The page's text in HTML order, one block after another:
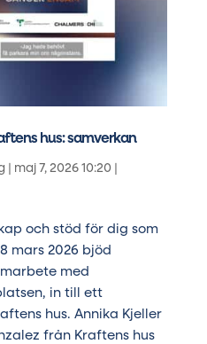
hus: samverkan
| maj 7, 2026 10:20
och stöd för dig som
mars 2026 bjöd
med
in till ett
hus. Annika Kjeller
från Kraftens hus